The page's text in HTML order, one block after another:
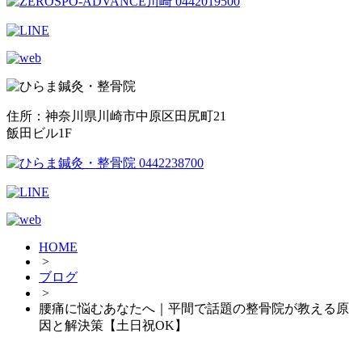
住所：神奈川県川崎市中原区田尻町21
飯田ビル1F
HOME
>
ブログ
>
腰痛に悩むあなたへ｜平間で話題の整骨院が教える原
因と解決策【土日祝OK】